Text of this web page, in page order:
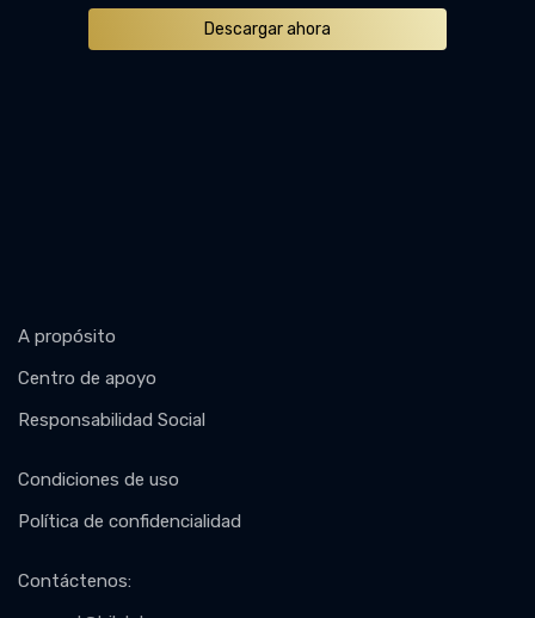
Descargar ahora
A propósito
Centro de apoyo
Responsabilidad Social
Condiciones de uso
Política de confidencialidad
Contáctenos: